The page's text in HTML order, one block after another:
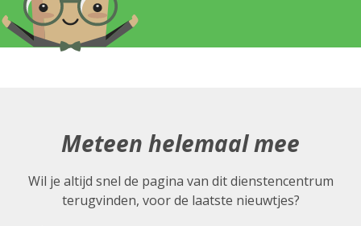
Meteen helemaal mee
Wil je altijd snel de pagina van dit dienstencentrum
terugvinden, voor de laatste nieuwtjes?